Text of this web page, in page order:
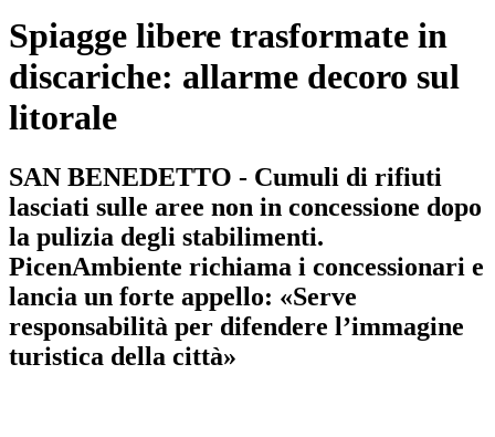
Spiagge libere trasformate in
discariche: allarme decoro sul
litorale
SAN BENEDETTO - Cumuli di rifiuti
lasciati sulle aree non in concessione dopo
la pulizia degli stabilimenti.
PicenAmbiente richiama i concessionari e
lancia un forte appello: «Serve
responsabilità per difendere l’immagine
turistica della città»